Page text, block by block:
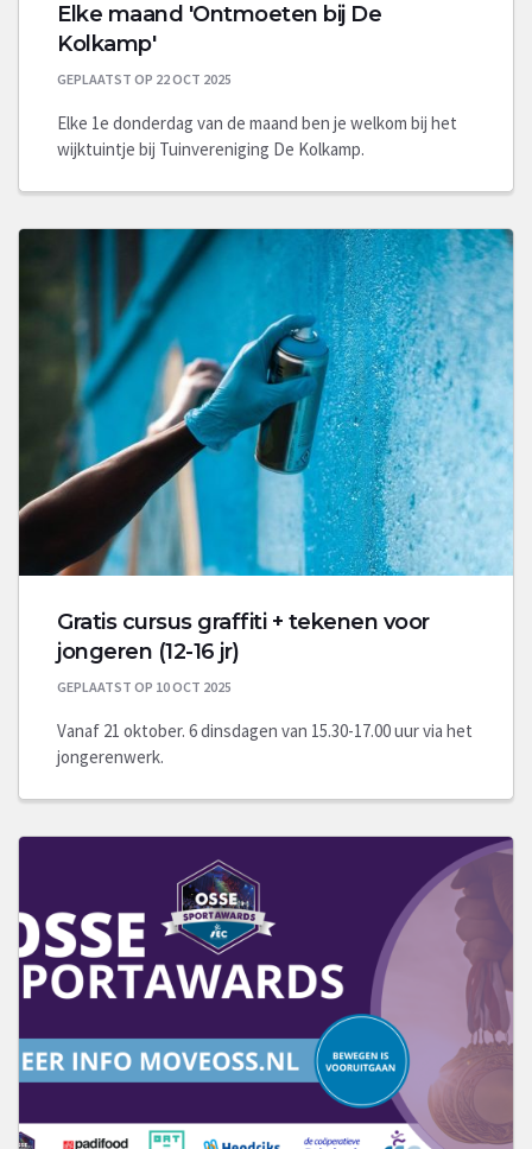
Elke maand 'Ontmoeten bij De
Kolkamp'
GEPLAATST OP 22 OCT 2025
Elke 1e donderdag van de maand ben je welkom bij het
wijktuintje bij Tuinvereniging De Kolkamp.
Gratis cursus graffiti + tekenen voor
jongeren (12-16 jr)
GEPLAATST OP 10 OCT 2025
Vanaf 21 oktober. 6 dinsdagen van 15.30-17.00 uur via het
jongerenwerk.